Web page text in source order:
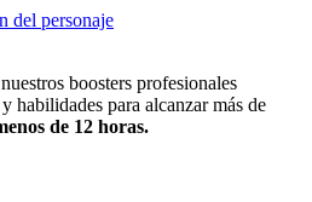
del personaje
boosters profesionales
habilidades para alcanzar más de
de 12 horas.